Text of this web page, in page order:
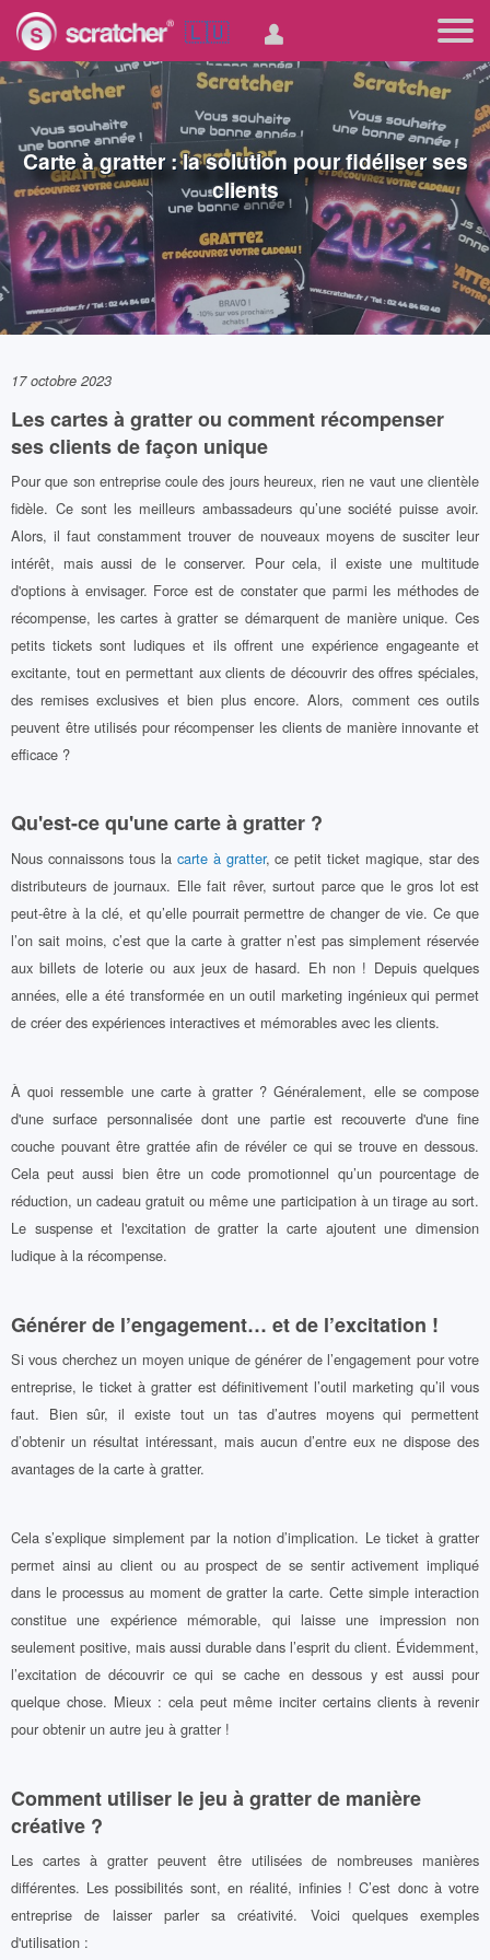
🇱🇺
Carte à gratter : la solution pour fidéliser ses
clients
17 octobre 2023
Les cartes à gratter ou comment récompenser
ses clients de façon unique
Pour que son entreprise coule des jours heureux, rien ne vaut une clientèle
fidèle. Ce sont les meilleurs ambassadeurs qu’une société puisse avoir.
Alors, il faut constamment trouver de nouveaux moyens de susciter leur
intérêt, mais aussi de le conserver. Pour cela, il existe une multitude
d'options à envisager. Force est de constater que parmi les méthodes de
récompense, les cartes à gratter se démarquent de manière unique. Ces
petits tickets sont ludiques et ils offrent une expérience engageante et
excitante, tout en permettant aux clients de découvrir des offres spéciales,
des remises exclusives et bien plus encore. Alors, comment ces outils
peuvent être utilisés pour récompenser les clients de manière innovante et
efficace ?
Qu'est-ce qu'une carte à gratter ?
Nous connaissons tous la carte à gratter, ce petit ticket magique, star des
distributeurs de journaux. Elle fait rêver, surtout parce que le gros lot est
peut-être à la clé, et qu’elle pourrait permettre de changer de vie. Ce que
l’on sait moins, c’est que la carte à gratter n’est pas simplement réservée
aux billets de loterie ou aux jeux de hasard. Eh non ! Depuis quelques
années, elle a été transformée en un outil marketing ingénieux qui permet
de créer des expériences interactives et mémorables avec les clients.
À quoi ressemble une carte à gratter ? Généralement, elle se compose
d'une surface personnalisée dont une partie est recouverte d'une fine
couche pouvant être grattée afin de révéler ce qui se trouve en dessous.
Cela peut aussi bien être un code promotionnel qu’un pourcentage de
réduction, un cadeau gratuit ou même une participation à un tirage au sort.
Le suspense et l'excitation de gratter la carte ajoutent une dimension
ludique à la récompense.
Générer de l’engagement… et de l’excitation !
Si vous cherchez un moyen unique de générer de l’engagement pour votre
entreprise, le ticket à gratter est définitivement l’outil marketing qu’il vous
faut. Bien sûr, il existe tout un tas d’autres moyens qui permettent
d’obtenir un résultat intéressant, mais aucun d’entre eux ne dispose des
avantages de la carte à gratter.
Cela s’explique simplement par la notion d’implication. Le ticket à gratter
permet ainsi au client ou au prospect de se sentir activement impliqué
dans le processus au moment de gratter la carte. Cette simple interaction
constitue une expérience mémorable, qui laisse une impression non
seulement positive, mais aussi durable dans l’esprit du client. Évidemment,
l’excitation de découvrir ce qui se cache en dessous y est aussi pour
quelque chose. Mieux : cela peut même inciter certains clients à revenir
pour obtenir un autre jeu à gratter !
Comment utiliser le jeu à gratter de manière
créative ?
Les cartes à gratter peuvent être utilisées de nombreuses manières
différentes. Les possibilités sont, en réalité, infinies ! C’est donc à votre
entreprise de laisser parler sa créativité. Voici quelques exemples
d'utilisation :